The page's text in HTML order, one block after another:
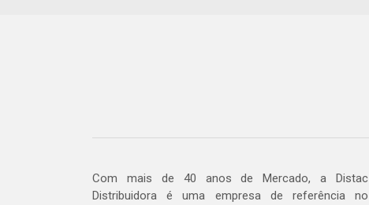
Com mais de 40 anos de Mercado, a Distac
Distribuidora é uma empresa de referência no